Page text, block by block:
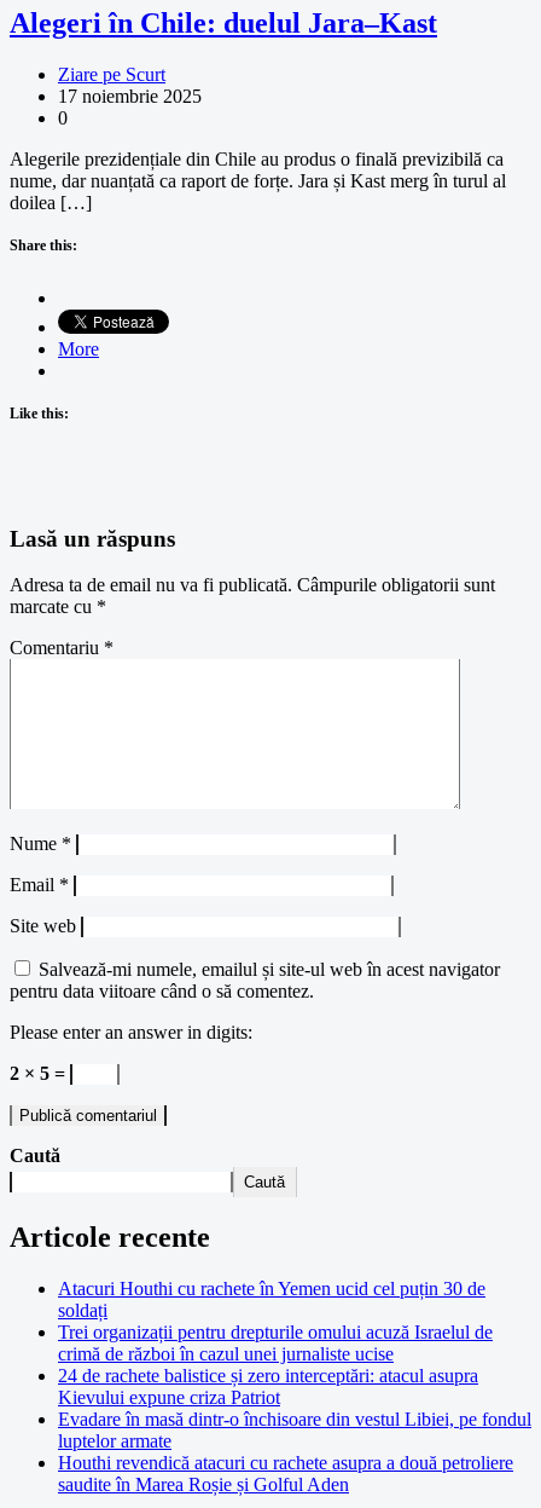
Alegeri în Chile: duelul Jara–Kast
Ziare pe Scurt
17 noiembrie 2025
0
Alegerile prezidențiale din Chile au produs o finală previzibilă ca
nume, dar nuanțată ca raport de forțe. Jara și Kast merg în turul al
doilea […]
Share this:
More
Like this:
Lasă un răspuns
Adresa ta de email nu va fi publicată. Câmpurile obligatorii sunt
marcate cu *
Comentariu *
Nume *
Email *
Site web
Salvează-mi numele, emailul și site-ul web în acest navigator
pentru data viitoare când o să comentez.
Please enter an answer in digits:
2 × 5 =
Caută
Caută
Articole recente
Atacuri Houthi cu rachete în Yemen ucid cel puțin 30 de
soldați
Trei organizații pentru drepturile omului acuză Israelul de
crimă de război în cazul unei jurnaliste ucise
24 de rachete balistice și zero interceptări: atacul asupra
Kievului expune criza Patriot
Evadare în masă dintr-o închisoare din vestul Libiei, pe fondul
luptelor armate
Houthi revendică atacuri cu rachete asupra a două petroliere
saudite în Marea Roșie și Golful Aden